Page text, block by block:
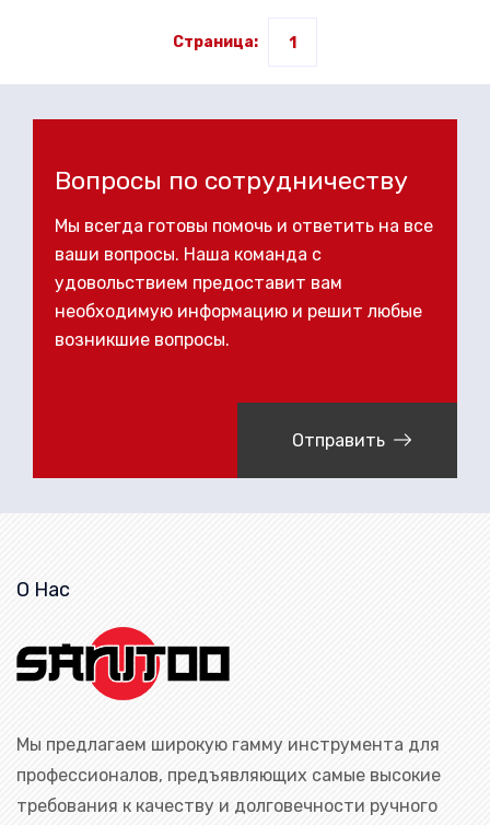
Страница: 1
Вопросы по сотрудничеству
Мы всегда готовы помочь и ответить на все
ваши вопросы. Наша команда с
удовольствием предоставит вам
необходимую информацию и решит любые
возникшие вопросы.
Отправить
О Нас
Мы предлагаем широкую гамму инструмента для
профессионалов, предъявляющих самые высокие
требования к качеству и долговечности ручного